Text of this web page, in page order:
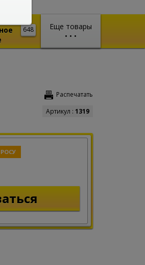
Еще товары
• • •
648
Распечатать
Артикул : 1319